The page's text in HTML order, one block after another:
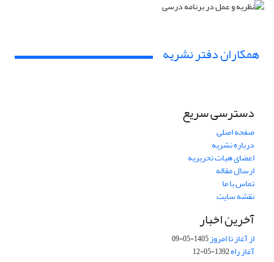
همکاران دفتر نشریه
دسترسی سریع
صفحه اصلی
درباره نشریه
اعضای هیات تحریریه
ارسال مقاله
تماس با ما
نقشه سایت
آخرین اخبار
از آغاز تا امروز1405-05-09
آغاز راه1392-05-12